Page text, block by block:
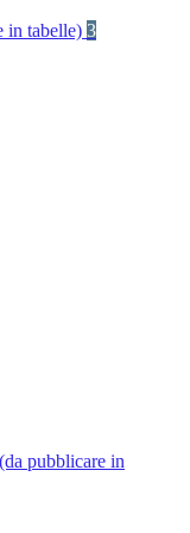
in tabelle) 3
pubblicare in